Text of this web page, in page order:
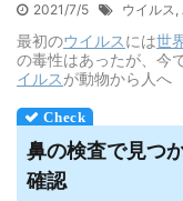
2021/7/5 ウイルス,
最初のウイルスには世
の毒性はあったが、今
イルスが動物から人へ
鼻の検査で見つ
確認